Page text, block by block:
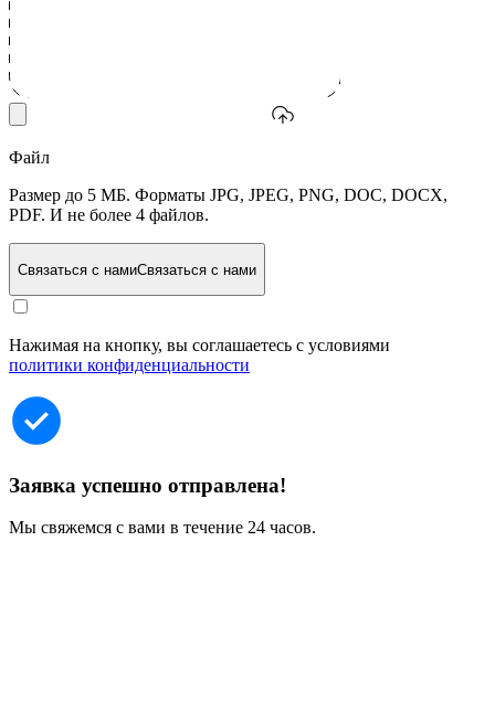
Файл
Размер до 5 МБ. Форматы JPG, JPEG, PNG, DOC, DOCX,
PDF. И не более 4 файлов.
Связаться с намиСвязаться с нами
Нажимая на кнопку, вы соглашаетесь с условиями
политики конфиденциальности
Заявка успешно отправлена!
Мы свяжемся с вами в течение 24 часов.